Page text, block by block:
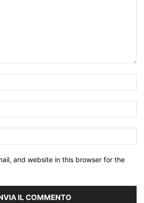
and website in this browser for the